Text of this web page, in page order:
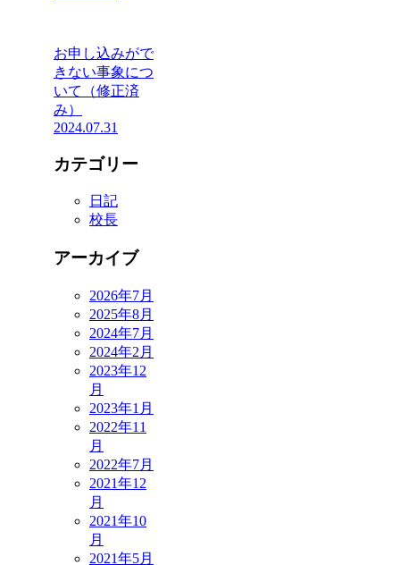
お申し込みがで
きない事象につ
いて（修正済
み）
2024.07.31
カテゴリー
日記
校長
アーカイブ
2026年7月
2025年8月
2024年7月
2024年2月
2023年12
月
2023年1月
2022年11
月
2022年7月
2021年12
月
2021年10
月
2021年5月